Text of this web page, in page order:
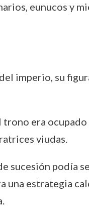
eunucos y
imperio, su
era
viudas.
sucesión podía
una estrategia